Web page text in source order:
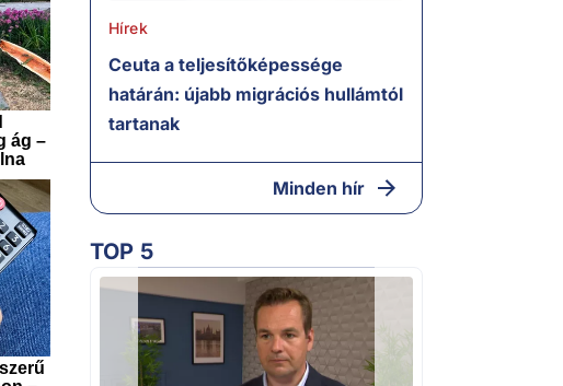
Hírek
Ceuta a teljesítőképessége
határán: újabb migrációs hullámtól
tartanak
Minden hír
TOP 5